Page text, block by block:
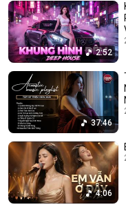
2:52
37:46
4:06